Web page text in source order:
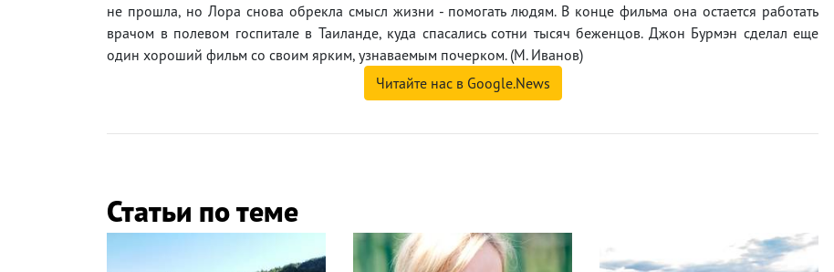
не прошла, но Лора снова обрекла смысл жизни - помогать людям. В конце фильма она остается работать
врачом в полевом госпитале в Таиланде, куда спасались сотни тысяч беженцов. Джон Бурмэн сделал еще
один хороший фильм со своим ярким, узнаваемым почерком. (М. Иванов)
Читайте нас в Google.News
Статьи по теме